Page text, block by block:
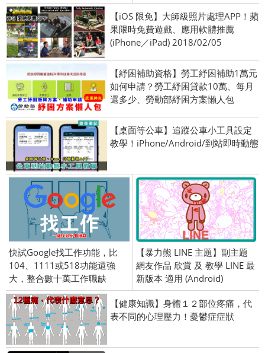
【iOS 限免】大師級照片處理APP！蘋
果限時免費遊戲、應用軟體推薦
(iPhone／iPad) 2018/02/05
【紓困補助資格】勞工紓困補助1萬元
如何申請？勞工紓困貸款10萬、每月
還多少、勞動部紓困方案懶人包
【桌面等公車】追蹤公車小工具設定
教學！iPhone/Android/到站即時動態
快試Google找工作功能，比
104、1111或518功能還強
大，整合數十萬工作職缺
【暴力熊 LINE 主題】副主題
網友作品 欣賞 及 教學 LINE 最
新版本 適用 (Android)
【健康知識】身體１２部位疼痛，代
表不同的心理壓力！憂鬱症症狀